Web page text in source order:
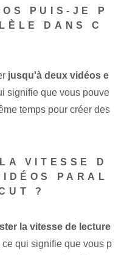
PUIS-JE P
DANS C
jusqu'à deux vidéos e
signifie que vous pouve
temps pour créer des
VITESSE D
PARAL
?
la vitesse de lecture
ce qui signifie que vous p